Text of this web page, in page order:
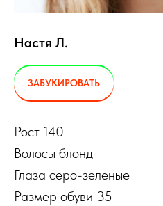
Настя Л.
ЗАБУКИРОВАТЬ
Рост 140
Волосы блонд
Глаза серо-зеленые
Размер обуви 35